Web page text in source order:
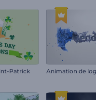
Patrick